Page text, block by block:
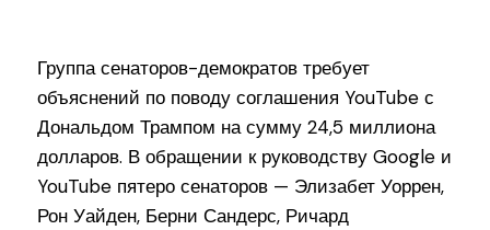
Группа сенаторов-демократов требует
объяснений по поводу соглашения YouTube с
Дональдом Трампом на сумму 24,5 миллиона
долларов. В обращении к руководству Google и
YouTube пятеро сенаторов — Элизабет Уоррен,
Рон Уайден, Берни Сандерс, Ричард